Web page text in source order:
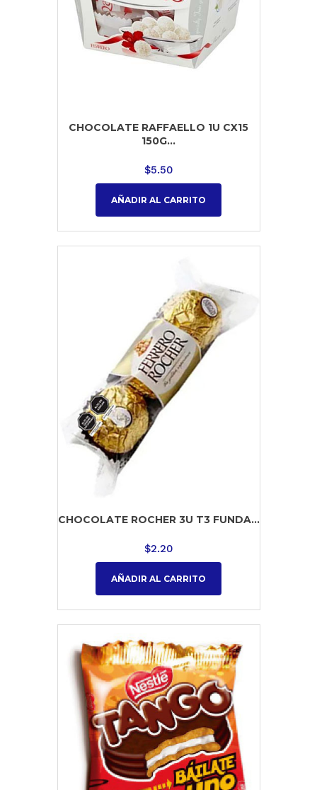
CHOCOLATE RAFFAELLO 1U CX15
150G...
$5.50
AÑADIR AL CARRITO
CHOCOLATE ROCHER 3U T3 FUNDA...
$2.20
AÑADIR AL CARRITO